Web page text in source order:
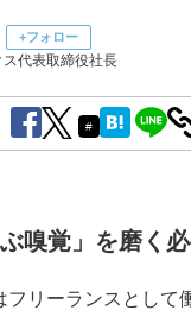
+フォロー
代表取締役社長
#
ぶ嗅覚」を磨く
フリーランスとして